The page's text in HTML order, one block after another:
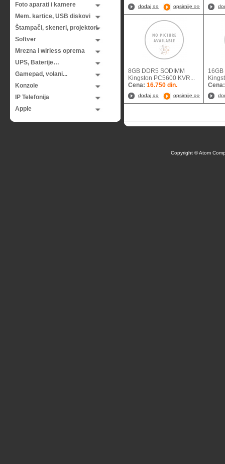
Foto aparati i kamere
Mem. kartice, USB diskovi
Štampači, skeneri, projektori
Softver
Mrezna i wirless oprema
UPS, Baterije…
Gamepad, volani...
Konzole
IP Telefonija
Apple
dodaj »» opsirnije »»
8GB DDR5 SODIMM
Kingston PC5600 KVR...
Cena: 16.750 din.
dodaj »» opsirnije »»
Copyright © Atom